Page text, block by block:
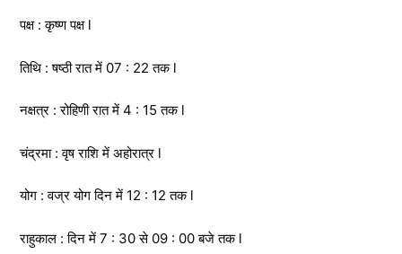
पक्ष : कृष्ण पक्ष l
तिथि : षष्ठी रात में 07 : 22 तक l
नक्षत्र : रोहिणी रात में 4 : 15 तक l
चंद्रमा : वृष राशि में अहोरात्र l
योग : वज्र योग दिन में 12 : 12 तक l
राहुकाल : दिन में 7 : 30 से 09 : 00 बजे तक l